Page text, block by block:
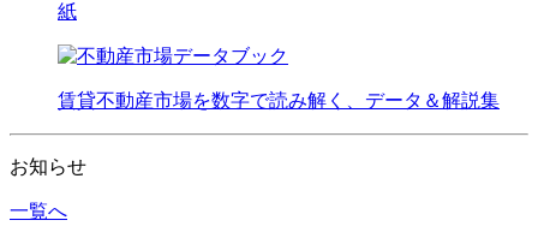
紙
賃貸不動産市場を数字で読み解く、データ＆解説集
お知らせ
一覧へ